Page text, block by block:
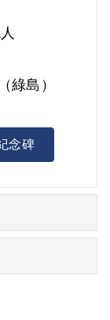
綠島）
念碑